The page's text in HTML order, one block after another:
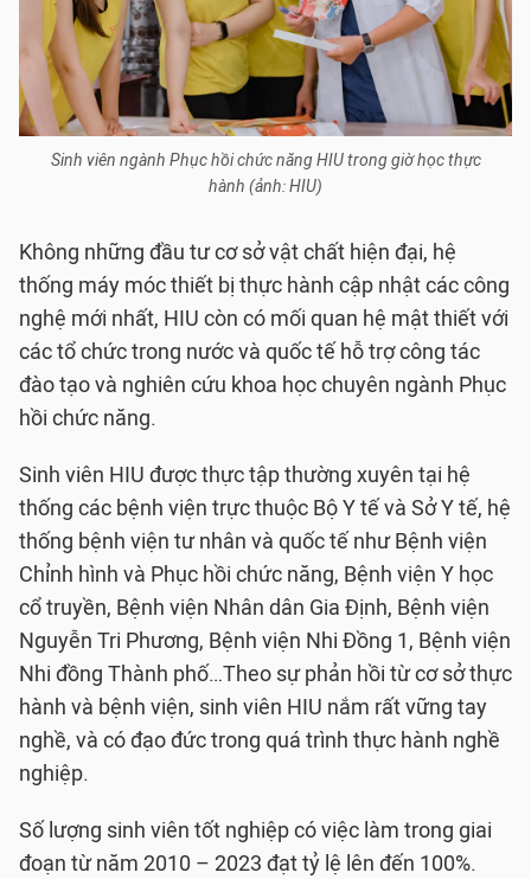
Sinh viên ngành Phục hồi chức năng HIU trong giờ học thực
hành (ảnh: HIU)
Không những đầu tư cơ sở vật chất hiện đại, hệ
thống máy móc thiết bị thực hành cập nhật các công
nghệ mới nhất, HIU còn có mối quan hệ mật thiết với
các tổ chức trong nước và quốc tế hỗ trợ công tác
đào tạo và nghiên cứu khoa học chuyên ngành Phục
hồi chức năng.
Sinh viên HIU được thực tập thường xuyên tại hệ
thống các bệnh viện trực thuộc Bộ Y tế và Sở Y tế, hệ
thống bệnh viện tư nhân và quốc tế như Bệnh viện
Chỉnh hình và Phục hồi chức năng, Bệnh viện Y học
cổ truyền, Bệnh viện Nhân dân Gia Định, Bệnh viện
Nguyễn Tri Phương, Bệnh viện Nhi Đồng 1, Bệnh viện
Nhi đồng Thành phố…Theo sự phản hồi từ cơ sở thực
hành và bệnh viện, sinh viên HIU nắm rất vững tay
nghề, và có đạo đức trong quá trình thực hành nghề
nghiệp.
Số lượng sinh viên tốt nghiệp có việc làm trong giai
đoạn từ năm 2010 – 2023 đạt tỷ lệ lên đến 100%.